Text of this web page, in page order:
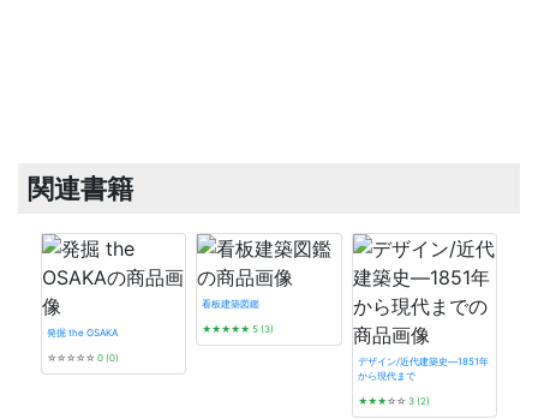
関連書籍
発掘 the OSAKA
☆☆☆☆☆ 0 (0)
看板建築図鑑
★★★★★ 5 (3)
デザイン/近代建築史―1851年
から現代まで
★★★☆☆ 3 (2)